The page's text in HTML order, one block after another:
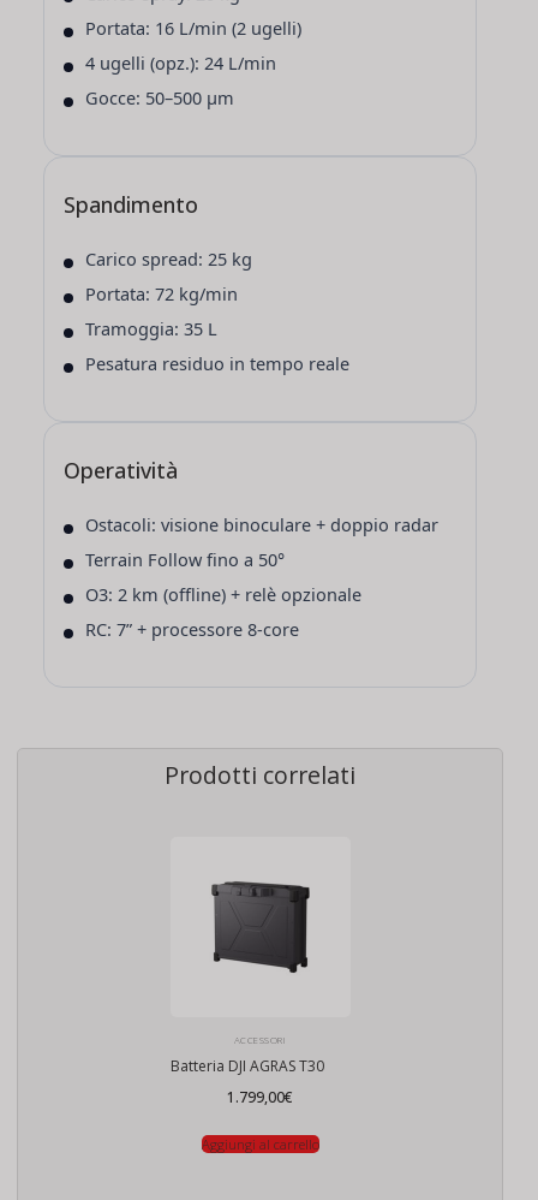
Portata: 16 L/min (2 ugelli)
4 ugelli (opz.): 24 L/min
Gocce: 50–500 μm
Spandimento
Carico spread: 25 kg
Portata: 72 kg/min
Tramoggia: 35 L
Pesatura residuo in tempo reale
Operatività
Ostacoli: visione binoculare + doppio radar
Terrain Follow fino a 50°
O3: 2 km (offline) + relè opzionale
RC: 7” + processore 8-core
Prodotti correlati
ACCESSORI
Batteria DJI AGRAS T30
1.799,00€
Aggiungi al carrello